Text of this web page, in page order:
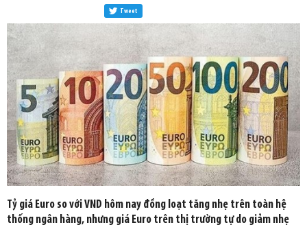
Tweet
Tỷ giá Euro so với VND hôm nay đồng loạt tăng nhẹ trên toàn hệ
thống ngân hàng, nhưng giá Euro trên thị trường tự do giảm nhẹ